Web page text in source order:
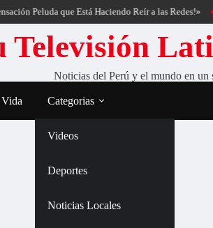
Peluda que Está Haciendo Reír a las Redes!»
Televisión
Noticias del Perú y el mundo en un
Categorias
Videos
Deportes
Noticias Locales